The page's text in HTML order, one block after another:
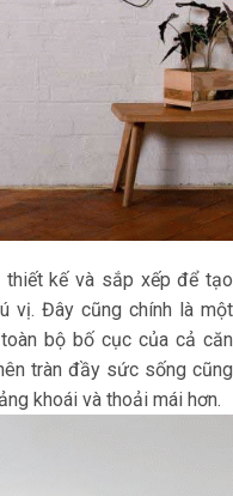
kế và sắp xếp để tạo
vị. Đây cũng chính là một
bộ bố cục của cả căn
tràn đầy sức sống cũng
khoái và thoải mái hơn.